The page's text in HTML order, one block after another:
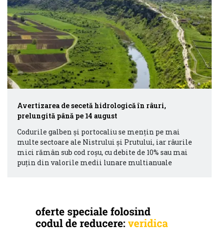
Avertizarea de secetă hidrologică în râuri,
prelungită până pe 14 august
Codurile galben și portocaliu se mențin pe mai
multe sectoare ale Nistrului și Prutului, iar râurile
mici rămân sub cod roșu, cu debite de 10% sau mai
puțin din valorile medii lunare multianuale